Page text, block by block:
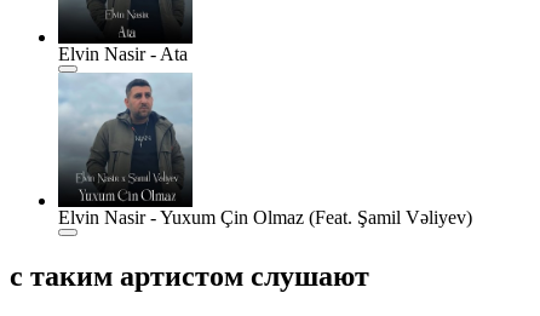
Elvin Nasir - Ata
Elvin Nasir - Yuxum Çin Olmaz (Feat. Şamil Vəliyev)
с таким артистом слушают